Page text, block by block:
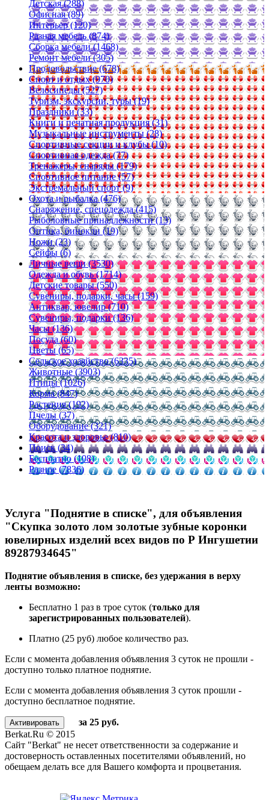
Детская (288)
Офисная (89)
Интерьер (120)
Разная мебель (874)
Сборка мебели (1468)
Ремонт мебели (305)
Продовольствие (678)
Спорт и отдых (970)
Велосипеды (527)
Туризм, экскурсии, туры (19)
Праздники (33)
Книги и печатная продукция (31)
Музыкальные инструменты (28)
Спортивные секции и клубы (10)
Спортивная одежда (77)
Тренажеры, снаряды (179)
Спортивное питание (57)
Экстремальный спорт (9)
Охота и рыбалка (476)
Снаряжение, спецодежда (415)
Рыболовные принадлежности (13)
Оптика, бинокли (19)
Ножи (23)
Сейфы (6)
Личные вещи (3530)
Одежда и обувь (1714)
Детские товары (550)
Сувениры, подарки, часы (159)
Антиквар, ювелир (710)
Сувениры, подарки (136)
Часы (136)
Посуда (60)
Цветы (65)
Сельское хозяйство (6335)
Животные (3903)
Птицы (1026)
Корма (847)
Растения (192)
Пчелы (37)
Оборудование (321)
Красота и здоровье (810)
Поиск (34)
Бесплатно (108)
Разное (7836)
Услуга "Поднятие в списке", для объявления
"Скупка золото лом золотые зубные коронки
ювелирных изделий всех видов по Р Ингушетии
89287934645"
Поднятие объявления в списке, без удержания в верху
ленты возможно:
Бесплатно 1 раз в трое суток (только для
зарегистрированных пользователей).
Платно (25 руб) любое количество раз.
Если с момента добавления объявления 3 суток не прошли -
доступно только платное поднятие.
Если с момента добавления объявления 3 суток прошли -
доступно бесплатное поднятие.
за 25 руб.
Berkat.Ru © 2015
Сайт "Berkat" не несет ответственности за содержание и
достоверность оставленных посетителями объявлений, но
обещаем делать все для Вашего комфорта и процветания.